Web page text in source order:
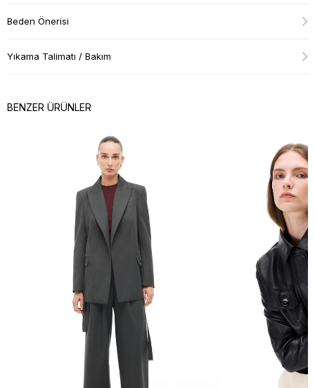
Beden Önerisi
Yıkama Talimatı / Bakım
BENZER ÜRÜNLER